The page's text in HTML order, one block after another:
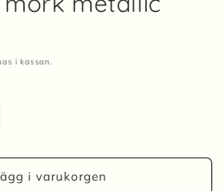
i kassan.
i varukorgen